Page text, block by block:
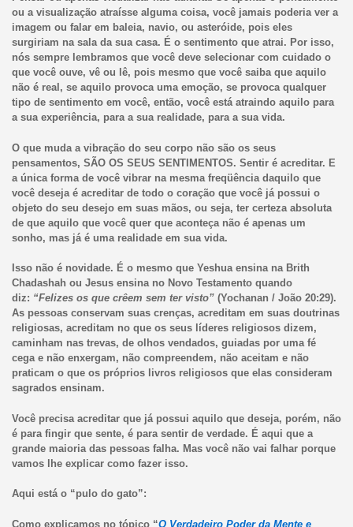
ou a visualização atraísse alguma coisa, você jamais poderia ver a
imagem ou falar em baleia, navio, ou asteróide, pois eles
surgiriam na sala da sua casa. É o sentimento que atrai. Por isso,
nós sempre lembramos que você deve selecionar com cuidado o
que você ouve, vê ou lê, pois mesmo que você saiba que aquilo
não é real, se aquilo provoca uma emoção, se provoca qualquer
tipo de sentimento em você, então, você está atraindo aquilo para
a sua experiência, para a sua realidade, para a sua vida.
O que muda a vibração do seu corpo não são os seus
pensamentos, SÃO OS SEUS SENTIMENTOS. Sentir é acreditar. E
a única forma de você vibrar na mesma freqüência daquilo que
você deseja é acreditar de todo o coração que você já possui o
objeto do seu desejo em suas mãos, ou seja, ter certeza absoluta
de que aquilo que você quer que aconteça não é apenas um
sonho, mas já é uma realidade em sua vida.
Isso não é novidade. É o mesmo que Yeshua ensina na Brith
Chadashah ou Jesus ensina no Novo Testamento quando
diz: “Felizes os que crêem sem ter visto” (Yochanan / João 20:29).
As pessoas conservam suas crenças, acreditam em suas doutrinas
religiosas, acreditam no que os seus líderes religiosos dizem,
caminham nas trevas, de olhos vendados, guiadas por uma fé
cega e não enxergam, não compreendem, não aceitam e não
praticam o que os próprios livros religiosos que elas consideram
sagrados ensinam.
Você precisa acreditar que já possui aquilo que deseja, porém, não
é para fingir que sente, é para sentir de verdade. É aqui que a
grande maioria das pessoas falha. Mas você não vai falhar porque
vamos lhe explicar como fazer isso.
Aqui está o “pulo do gato”:
Como explicamos no tópico “O Verdadeiro Poder da Mente e